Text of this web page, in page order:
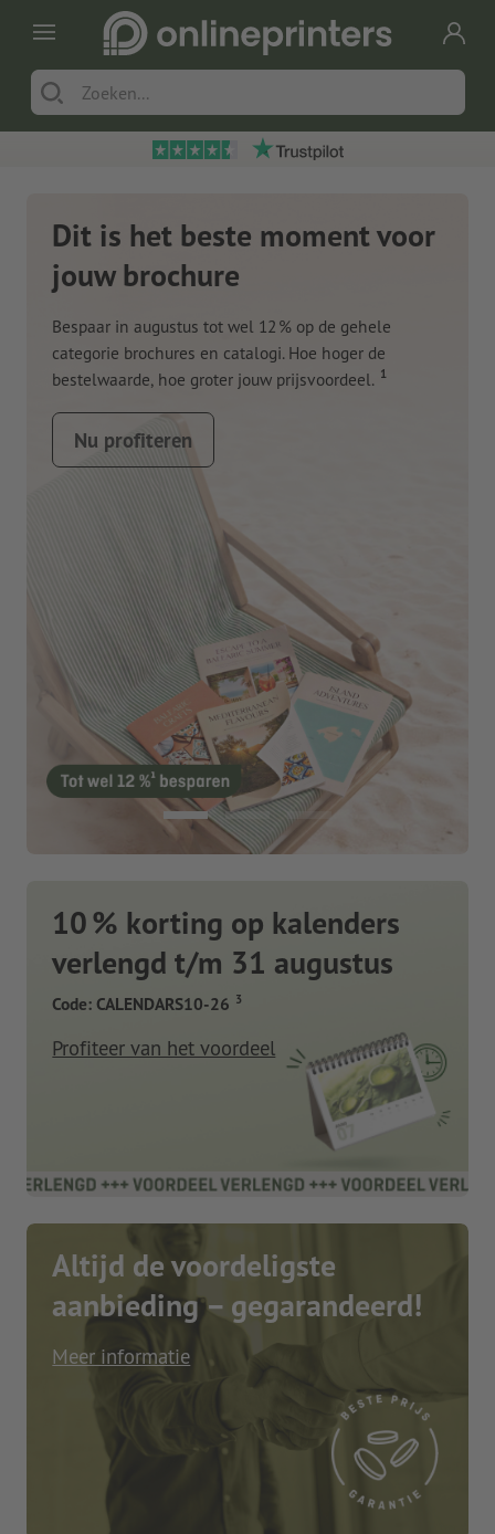
Dit is het beste moment voor
jouw brochure
Bespaar in augustus tot wel 12 % op de gehele
categorie brochures en catalogi. Hoe hoger de
bestelwaarde, hoe groter jouw prijsvoordeel. 1
Nu profiteren
10 % korting op kalenders
verlengd t/m 31 augustus
Code: CALENDARS10-26 3
Profiteer van het voordeel
Altijd de voordeligste
aanbieding – gegarandeerd!
Meer informatie